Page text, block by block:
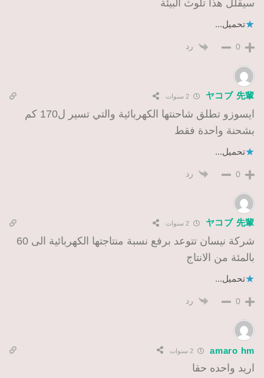
سيقلل هذا تلوث البيئة
تحميل...
0 رد
ヤコブ 先輩 2 سنوات
ايسوزو تطلق شاحنتها الكهربائية والتي تسير ل170 كم
بشحنة واحدة فقط
تحميل...
0 رد
ヤコブ 先輩 2 سنوات
شركة نيسان تتوعد برفع نسبة منتاجتها الكهربائية الى 60
بالمئة من الانتاج
تحميل...
0 رد
amaro hm
اريد واحده حقا